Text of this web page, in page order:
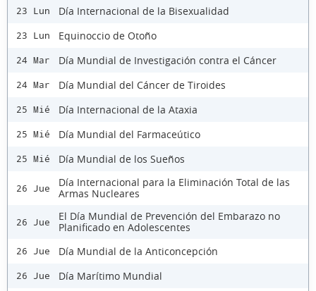
23 Lun Día Internacional de la Bisexualidad
23 Lun Equinoccio de Otoño
24 Mar Día Mundial de Investigación contra el Cáncer
24 Mar Día Mundial del Cáncer de Tiroides
25 Mié Día Internacional de la Ataxia
25 Mié Día Mundial del Farmaceútico
25 Mié Día Mundial de los Sueños
26 Jue
Día Internacional para la Eliminación Total de las
Armas Nucleares
26 Jue
El Día Mundial de Prevención del Embarazo no
Planificado en Adolescentes
26 Jue Día Mundial de la Anticoncepción
26 Jue Día Marítimo Mundial